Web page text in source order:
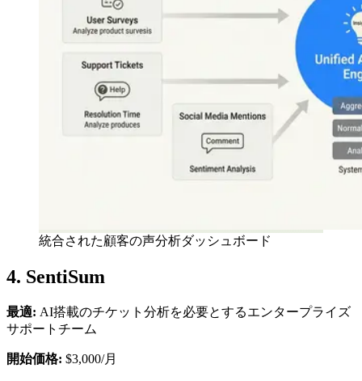
統合された顧客の声分析ダッシュボード
4. SentiSum
最適: AI搭載のチケット分析を必要とするエンタープライズ
サポートチーム
開始価格: $3,000/月